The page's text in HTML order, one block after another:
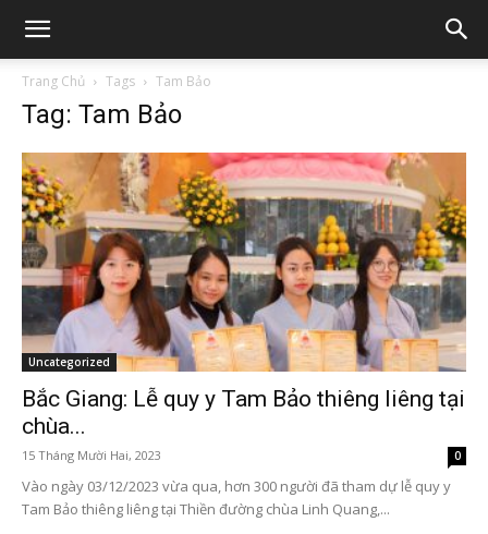
Trang Chủ Tags Tam Bảo
Tag: Tam Bảo
Uncategorized
Bắc Giang: Lễ quy y Tam Bảo thiêng liêng tại
chùa...
15 Tháng Mười Hai, 2023 0
Vào ngày 03/12/2023 vừa qua, hơn 300 người đã tham dự lễ quy y
Tam Bảo thiêng liêng tại Thiền đường chùa Linh Quang,...